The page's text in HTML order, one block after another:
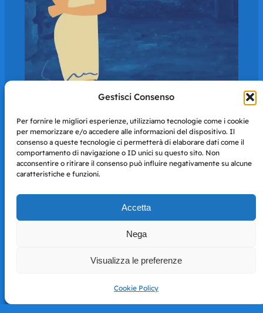
Gestisci Consenso
Per fornire le migliori esperienze, utilizziamo tecnologie come i cookie
per memorizzare e/o accedere alle informazioni del dispositivo. Il
consenso a queste tecnologie ci permetterà di elaborare dati come il
comportamento di navigazione o ID unici su questo sito. Non
acconsentire o ritirare il consenso può influire negativamente su alcune
caratteristiche e funzioni.
Accetta
Nega
Visualizza le preferenze
Cookie Policy
Storie di Napoli è una testata registrata presso il tribunale di
per mero scopo didattico e informativo.
perseguito secondo i termini di legge. Si nega l’utilizzo delle